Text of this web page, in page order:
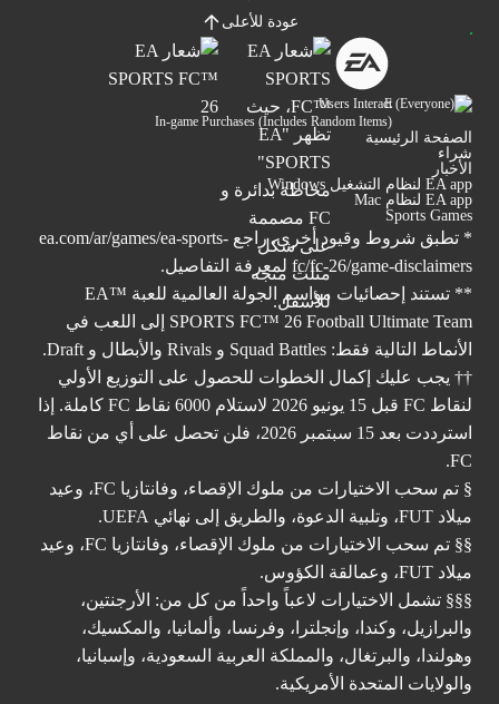
عودة للأعلى
Users Interact
In-game Purchases (Includes Random Items)
الصفحة الرئيسية
شراء
الأخبار
EA app لنظام التشغيل Windows
EA app لنظام Mac
Sports Games
* تطبق شروط وقيود أخرى. راجع ea.com/ar/games/ea-sports-
fc/fc-26/game-disclaimers لمعرفة التفاصيل.
** تستند إحصائيات مواسم الجولة العالمية للعبة ™EA
SPORTS FC™ 26 Football Ultimate Team إلى اللعب في
الأنماط التالية فقط: Squad Battles و Rivals والأبطال و Draft.
†† يجب عليك إكمال الخطوات للحصول على التوزيع الأولي
لنقاط FC قبل 15 يونيو 2026 لاستلام 6000 نقاط FC كاملة. إذا
استرددت بعد 15 سبتمبر 2026، فلن تحصل على أي من نقاط
FC.
§ تم سحب الاختيارات من ملوك الإقصاء، وفانتازيا FC، وعيد
ميلاد FUT، وتلبية الدعوة، والطريق إلى نهائي UEFA.
§§ تم سحب الاختيارات من ملوك الإقصاء، وفانتازيا FC، وعيد
ميلاد FUT، وعمالقة الكؤوس.
§§§ تشمل الاختيارات لاعباً واحداً من كل من: الأرجنتين،
والبرازيل، وكندا، وإنجلترا، وفرنسا، وألمانيا، والمكسيك،
وهولندا، والبرتغال، والمملكة العربية السعودية، وإسبانيا،
والولايات المتحدة الأمريكية.